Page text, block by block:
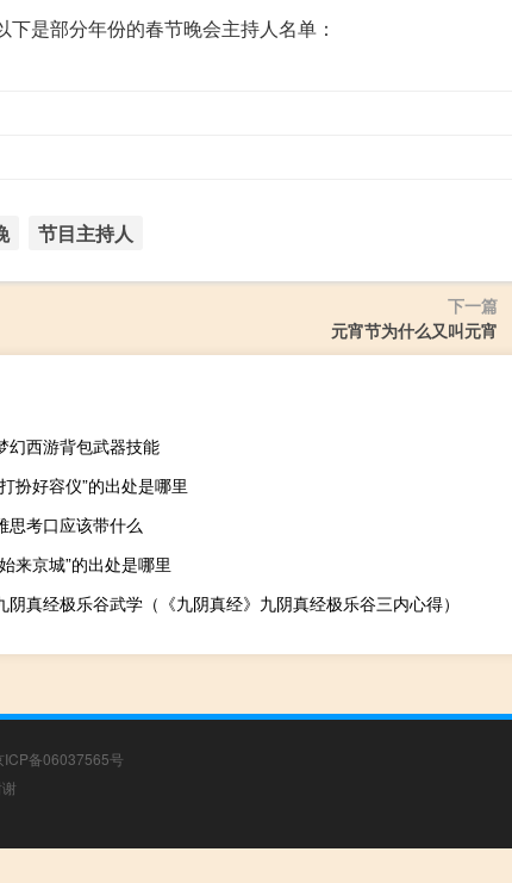
是部分年份的春节晚会主持人名单：
节目主持人
下一篇
元宵节为什么又叫元宵
幻西游背包武器技能
扮好容仪”的出处是哪里
思考口应该带什么
来京城”的出处是哪里
阴真经极乐谷武学（《九阴真经》九阴真经极乐谷三内心得）
ICP备06037565号